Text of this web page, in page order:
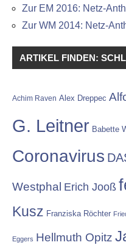
Zur EM 2016: Netz-
Zur WM 2014: Netz-
ARTIKEL FINDEN:
Achim Raven Alex Dreppec
G. Leitner Babette
Coronavirus
Westphal Erich Jooß
Kusz Franziska Röchter
Eggers Hellmuth Opitz